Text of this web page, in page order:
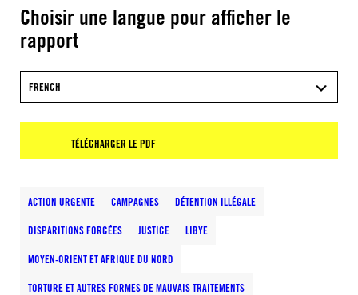
Choisir une langue pour afficher le
rapport
FRENCH
TÉLÉCHARGER LE PDF
ACTION URGENTE CAMPAGNES DÉTENTION ILLÉGALE
DISPARITIONS FORCÉES JUSTICE LIBYE
MOYEN-ORIENT ET AFRIQUE DU NORD
TORTURE ET AUTRES FORMES DE MAUVAIS TRAITEMENTS